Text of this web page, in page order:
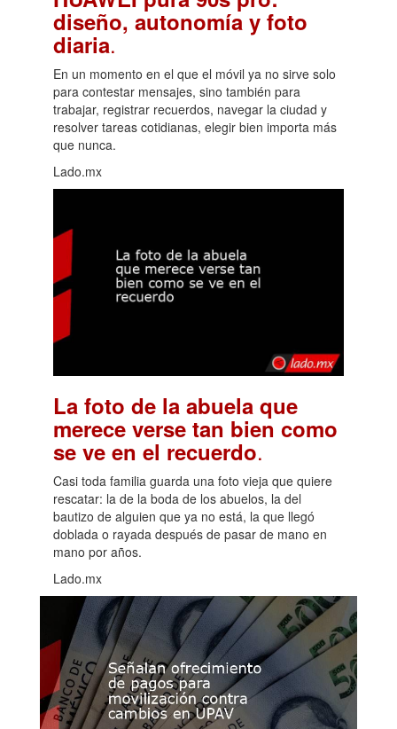
diseño, autonomía y foto
diaria.
En un momento en el que el móvil ya no sirve solo
para contestar mensajes, sino también para
trabajar, registrar recuerdos, navegar la ciudad y
resolver tareas cotidianas, elegir bien importa más
que nunca.
Lado.mx
La foto de la abuela que
merece verse tan bien como
se ve en el recuerdo.
Casi toda familia guarda una foto vieja que quiere
rescatar: la de la boda de los abuelos, la del
bautizo de alguien que ya no está, la que llegó
doblada o rayada después de pasar de mano en
mano por años.
Lado.mx